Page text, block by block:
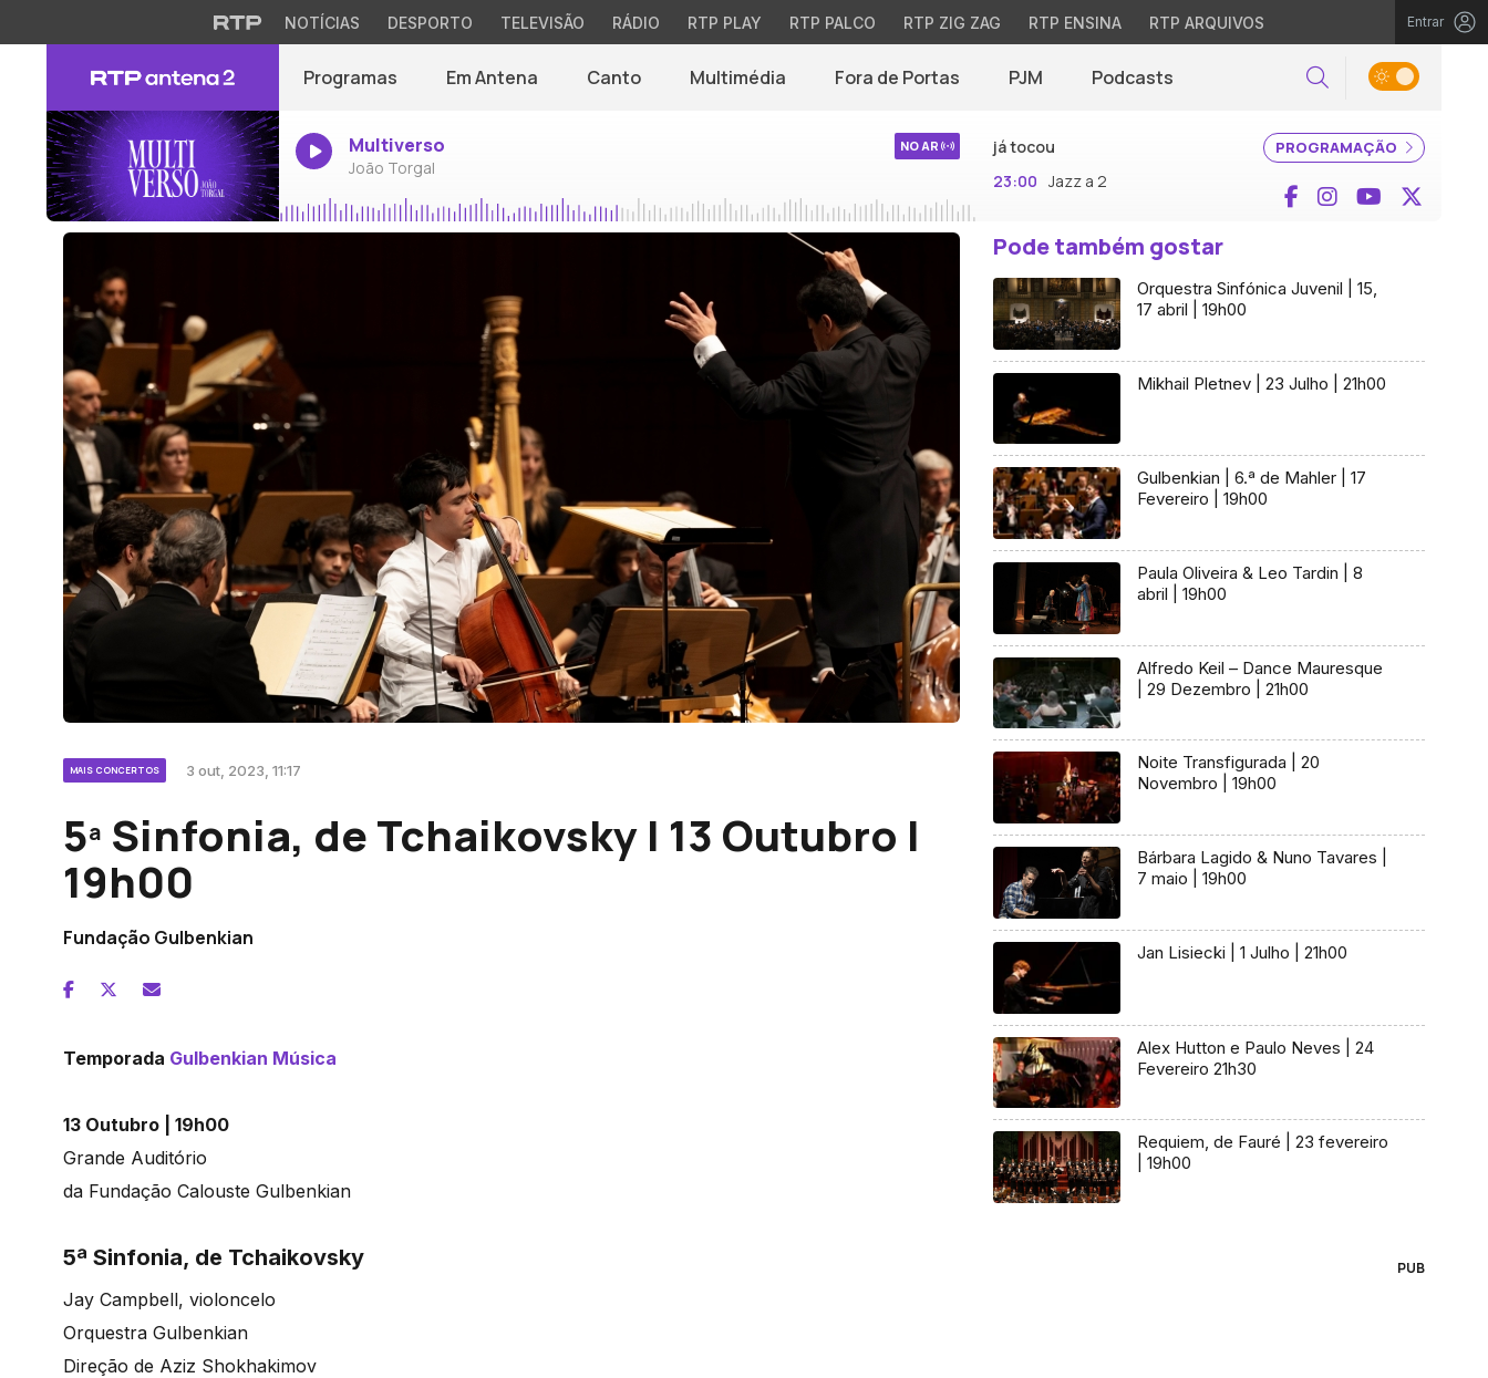
NOTÍCIAS DESPORTO TELEVISÃO RÁDIO RTP PLAY RTP PALCO RTP ZIG ZAG RTP ENSINA RTP ARQUIVOS Entrar
Programas Em Antena Canto Multimédia Fora de Portas PJM Podcasts Pesquisar
Multiverso
João Torgal
NO AR PROGRAMAÇÃO
já tocou
23:00 Jazz a 2 Facebook
InstagramYouTube
MAIS CONCERTOS 3 out, 2023, 11:17
5ª Sinfonia, de Tchaikovsky | 13 Outubro |
19h00
Fundação Gulbenkian
Temporada Gulbenkian Música
13 Outubro | 19h00
Grande Auditório
da Fundação Calouste Gulbenkian
5ª Sinfonia, de Tchaikovsky
Jay Campbell, violoncelo
Orquestra Gulbenkian
Direção de Aziz Shokhakimov
Pode também gostar
Orquestra Sinfónica Juvenil | 15,
17 abril | 19h00
Mikhail Pletnev | 23 Julho | 21h00
Gulbenkian | 6.ª de Mahler | 17
Fevereiro | 19h00
Paula Oliveira & Leo Tardin | 8
abril | 19h00
Alfredo Keil – Dance Mauresque
| 29 Dezembro | 21h00
Noite Transfigurada | 20
Novembro | 19h00
Bárbara Lagido & Nuno Tavares |
7 maio | 19h00
Jan Lisiecki | 1 Julho | 21h00
Alex Hutton e Paulo Neves | 24
Fevereiro 21h30
Requiem, de Fauré | 23 fevereiro
| 19h00
PUB